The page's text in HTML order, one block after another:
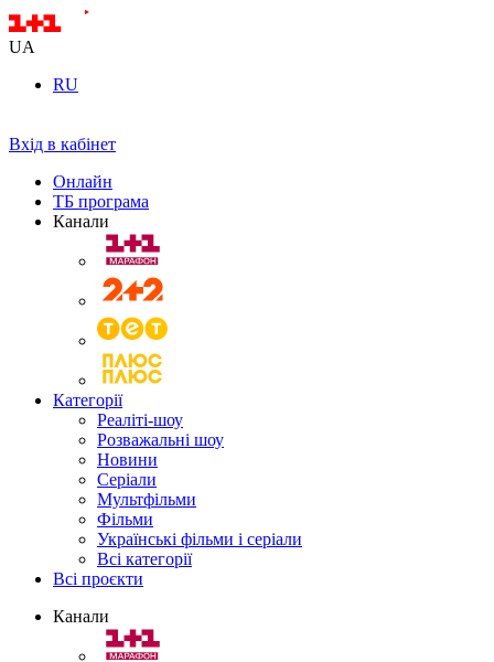
UA
RU
Вхід в кабінет
Онлайн
ТБ програма
Канали
Категорії
Реаліті-шоу
Розважальні шоу
Новини
Серіали
Мультфільми
Фільми
Українські фільми і серіали
Всі категорії
Всі проєкти
Канали